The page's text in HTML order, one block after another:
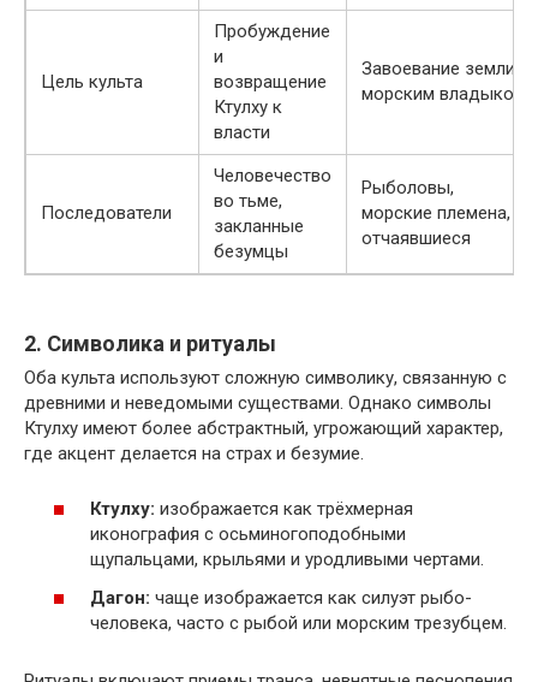
Цель культа
Пробуждение
и
возвращение
Ктулху к
власти
Завоевание земли
морским владыкой
Последователи
Человечество
во тьме,
закланные
безумцы
Рыболовы,
морские племена,
отчаявшиеся
2. Символика и ритуалы
Оба культа используют сложную символику, связанную с
древними и неведомыми существами. Однако символы
Ктулху имеют более абстрактный, угрожающий характер,
где акцент делается на страх и безумие.
Ктулху: изображается как трёхмерная
иконография с осьминогоподобными
щупальцами, крыльями и уродливыми чертами.
Дагон: чаще изображается как силуэт рыбо-
человека, часто с рыбой или морским трезубцем.